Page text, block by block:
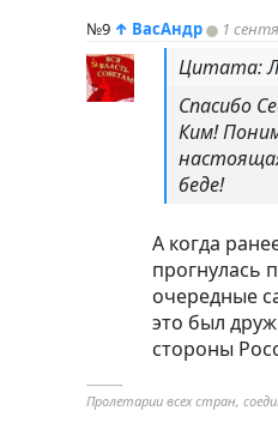
№9 ↑ ВасАндр 1
Цитата:
Спасибо
Ким!
беде!
А когда
прогнулась
очередные
это был
стороны
----------
Пролетарии всех стран,